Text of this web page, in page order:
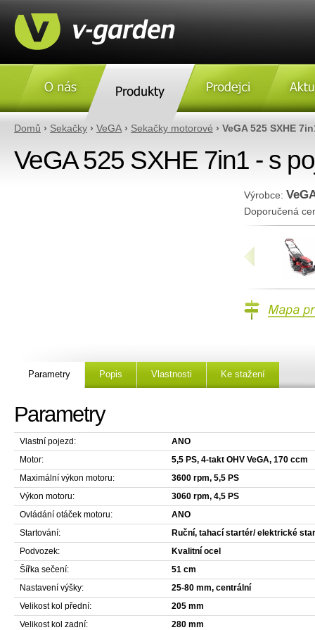
Domů › Sekačky › VeGA › Sekačky motorové › VeGA 525 SXHE
VeGA 525 SXHE 7in1 - s
Výrobce:
Doporučená
«
Mapa prodejců
Parametry Popis Vlastnosti Ke stažení
Parametry
Vlastní pojezd:
ANO
Motor:
5,5 PS, 4-takt OHV VeGA, 170 ccm
Maximální výkon motoru:
3600 rpm, 5,5 PS
Výkon motoru:
3060 rpm, 4,5 PS
Ovládání otáček motoru:
ANO
Startování:
Ruční, tahací startér/ elektrické
Podvozek:
Kvalitní ocel
Šířka sečení:
51 cm
Nastavení výšky:
25-80 mm, centrální
Velikost kol přední:
205 mm
Velikost kol zadní:
280 mm
O nás Produkty Prodejci Aktulity